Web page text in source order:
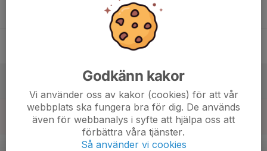
v.34
Godkänn kakor
Vi använder oss av kakor (cookies) för att vår
webbplats ska fungera bra för dig. De används
även för webbanalys i syfte att hjälpa oss att
förbättra våra tjänster.
Så använder vi cookies